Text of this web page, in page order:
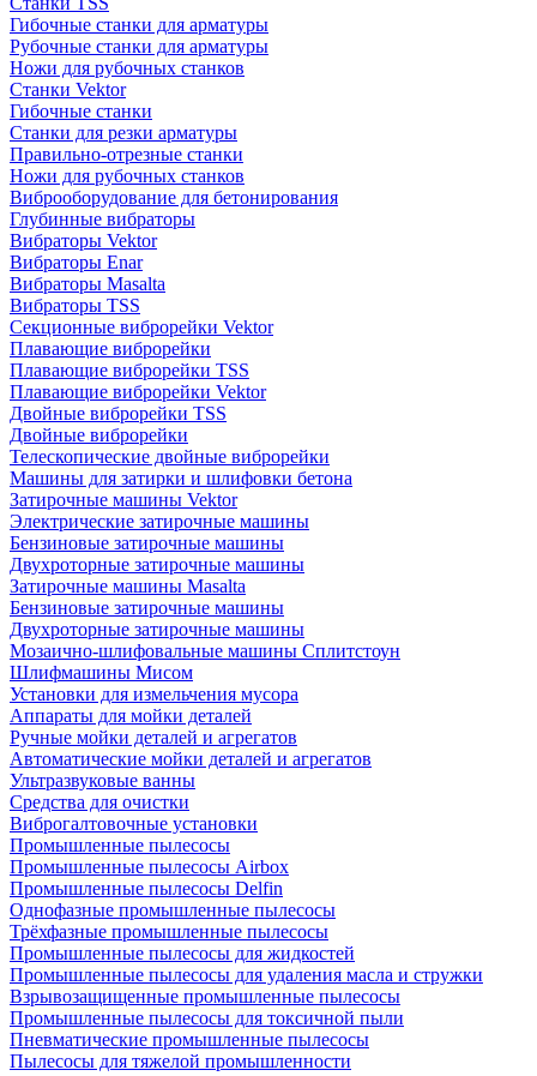
Гибочные станки для арматуры
Рубочные станки для арматуры
Ножи для рубочных станков
Станки Vektor
Гибочные станки
Станки для резки арматуры
Правильно-отрезные станки
Ножи для рубочных станков
Виброоборудование для бетонирования
Глубинные вибраторы
Вибраторы Vektor
Вибраторы Enar
Вибраторы Masalta
Вибраторы TSS
Секционные виброрейки Vektor
Плавающие виброрейки
Плавающие виброрейки TSS
Плавающие виброрейки Vektor
Двойные виброрейки TSS
Двойные виброрейки
Телескопические двойные виброрейки
Машины для затирки и шлифовки бетона
Затирочные машины Vektor
Электрические затирочные машины
Бензиновые затирочные машины
Двухроторные затирочные машины
Затирочные машины Masalta
Бензиновые затирочные машины
Двухроторные затирочные машины
Мозаично-шлифовальные машины Сплитстоун
Шлифмашины Мисом
Установки для измельчения мусора
Аппараты для мойки деталей
Ручные мойки деталей и агрегатов
Автоматические мойки деталей и агрегатов
Ультразвуковые ванны
Средства для очистки
Виброгалтовочные установки
Промышленные пылесосы
Промышленные пылесосы Airbox
Промышленные пылесосы Delfin
Однофазные промышленные пылесосы
Трёхфазные промышленные пылесосы
Промышленные пылесосы для жидкостей
Промышленные пылесосы для удаления масла и стружки
Взрывозащищенные промышленные пылесосы
Промышленные пылесосы для токсичной пыли
Пневматические промышленные пылесосы
Пылесосы для тяжелой промышленности